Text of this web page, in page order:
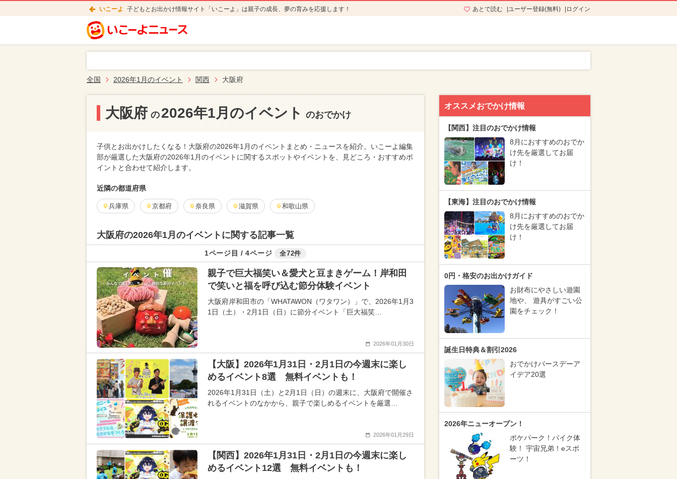
いこーよ 子どもとお出かけ情報サイト「いこーよ」は親子の成長、夢の育みを応援します！ あとで読む ユーザー登録(無料) ログイン
全国 2026年1月のイベント 関西 大阪府
大阪府 の 2026年1月のイベント のおでかけ
子供とお出かけしたくなる！大阪府の2026年1月のイベントまとめ・ニュースを紹介。いこーよ編集
部が厳選した大阪府の2026年1月のイベントに関するスポットやイベントを、見どころ・おすすめポ
イントと合わせて紹介します。
近隣の都道府県
兵庫県 京都府 奈良県 滋賀県 和歌山県
大阪府の2026年1月のイベントに関する記事一覧
1ページ目 / 4ページ 全72件
親子で巨大福笑い＆愛犬と豆まきゲーム！岸和田
で笑いと福を呼び込む節分体験イベント
大阪府岸和田市の「WHATAWON（ワタワン）」で、2026年1月3
1日（土）・2月1日（日）に節分イベント「巨大福笑…
2026年01月30日
【大阪】2026年1月31日・2月1日の今週末に楽し
めるイベント8選 無料イベントも！
2026年1月31日（土）と2月1日（日）の週末に、大阪府で開催さ
れるイベントのなかから、親子で楽しめるイベントを厳選…
2026年01月29日
【関西】2026年1月31日・2月1日の今週末に楽し
めるイベント12選 無料イベントも！
オススメおでかけ情報
【関西】注目のおでかけ情報
8月におすすめのおでか
け先を厳選してお届
け！
【東海】注目のおでかけ情報
8月におすすめのおでか
け先を厳選してお届
け！
0円・格安のお出かけガイド
お財布にやさしい遊園
地や、 遊具がすごい公
園をチェック！
誕生日特典＆割引2026
おでかけバースデーア
イデア20選
2026年ニューオープン！
ポケパーク！バイク体
験！ 宇宙兄弟！eスポ
ーツ！